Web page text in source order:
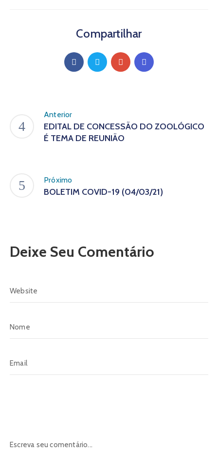
Compartilhar
Anterior
EDITAL DE CONCESSÃO DO ZOOLÓGICO
É TEMA DE REUNIÃO
Próximo
BOLETIM COVID-19 (04/03/21)
Deixe Seu Comentário